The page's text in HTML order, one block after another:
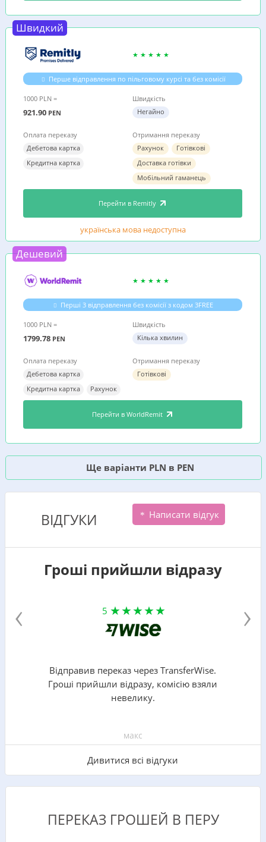
Швидкий
Перше відправлення по пільговому курсі та без комісії
1000 PLN =
921.90 PEN
Швидкість
Негайно
Оплата переказу
Дебетова картка
Кредитна картка
Отримання переказу
Рахунок
Готівкові
Доставка готівки
Мобільний гаманець
Перейти в Remitly
українська мова недоступна
Дешевий
Перші 3 відправлення без комісії з кодом 3FREE
1000 PLN =
1799.78 PEN
Швидкість
Кілька хвилин
Оплата переказу
Дебетова картка
Кредитна картка
Рахунок
Отримання переказу
Готівкові
Перейти в WorldRemit
Ще варіанти PLN в PEN
ВІДГУКИ Написати відгук
Гроші прийшли відразу
5
Відправив переказ через TransferWise.
Гроші прийшли відразу, комісію взяли
невелику.
макс
Дивитися всі відгуки
‹ ›
ПЕРЕКАЗ ГРОШЕЙ В ПЕРУ